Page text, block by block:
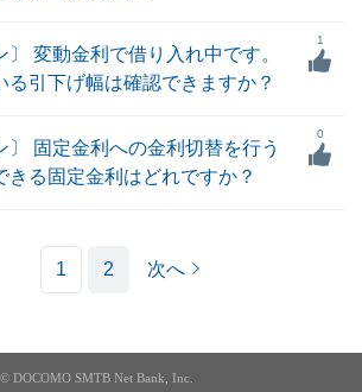
〕 変動金利で借り入れ中です。
る引下げ幅は確認できますか？
1
〕 固定金利への金利切替を行う
きる固定金利はどれですか？
0
1 2 次へ
© DOCOMO SMTB Net Bank, Inc.